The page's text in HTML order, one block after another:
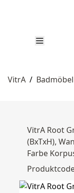
VitrA / Badmöbel
VitrA Root
(BxTxH),
Farbe